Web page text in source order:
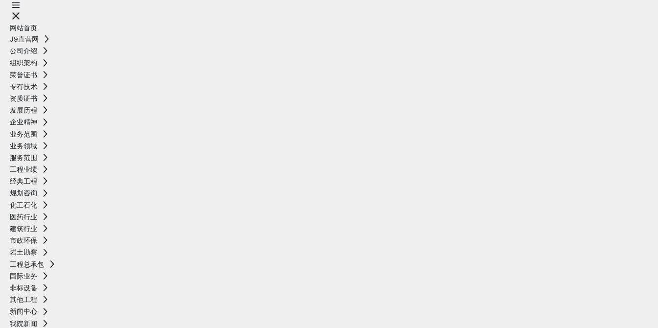
网站首页
J9直营网
公司介绍
组织架构
荣誉证书
专有技术
资质证书
发展历程
企业精神
业务范围
业务领域
服务范围
工程业绩
经典工程
规划咨询
化工石化
医药行业
建筑行业
市政环保
岩土勘察
工程总承包
国际业务
非标设备
其他工程
新闻中心
我院新闻